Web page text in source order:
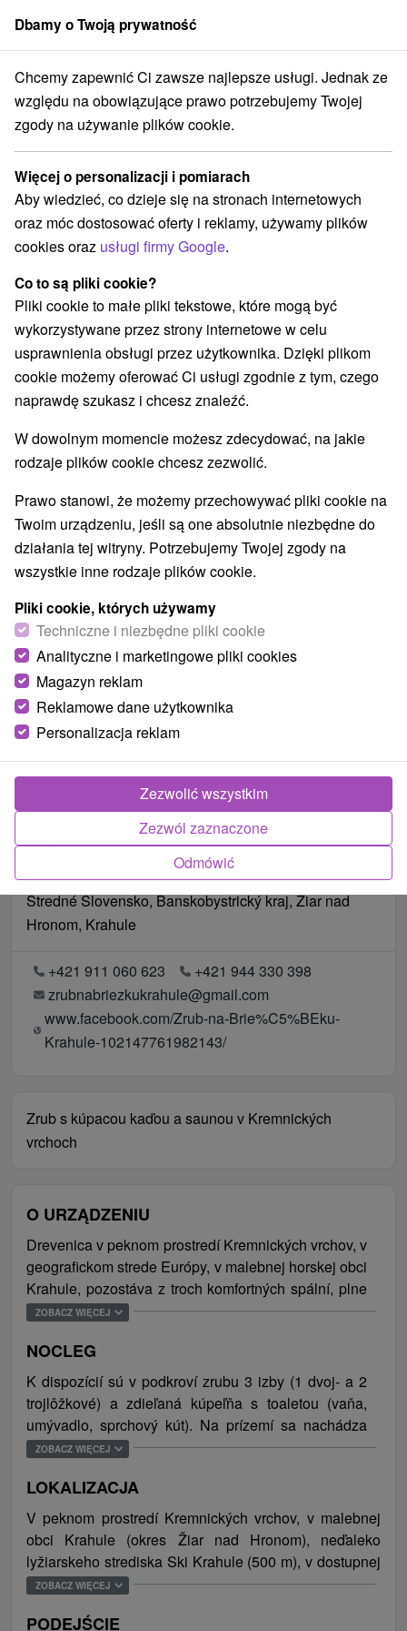
członek grupySorger
Banskobystrický kraj Krahule Zrub na Briežku Krahule
Zrub na Briežku Krahule
Krahule
REZERWACJA I WYBÓR OFERTY
Skontaktuj się bezpośrednio z właścicielem.
Przejdź do lokalizacji
O URZĄDZENIA SPRZĘT
Lokalizacja
Stredné Slovensko, Banskobystrický kraj, Žiar nad
Hronom, Krahule
+421 911 060 623
+421 944 330 398
zrubnabriezkukrahule@gmail.com
www.facebook.com/Zrub-na-Brie%C5%BEku-
Krahule-102147761982143/
Zrub s kúpacou kaďou a saunou v Kremnických
vrchoch
O URZĄDZENIU
Drevenica v peknom prostredí Kremnických vrchov, v
geografickom strede Európy, v malebnej horskej obci
Krahule, pozostáva z troch komfortných spální, plne
vybavenej kuchyne s jedálenským sedením a veľkej
hrami a gaučom. Štýlový drevený nábytok dotvára
jedinečnú romantickú atmosféru ubytovania. V
exteriéri sa o dokonalý relax po celodennom dni
postará vonkajšia kúpacia kaďa alebo sauna (za
poplatok). Príjemné chvíle v kruhu najbližších je
možné tráviť aj posedením v altánku pri opekaní
alebo grilovaní rôznych špecialít či varení tradičného
bedmintonu a za poplatok sú na požiadanie k
dispozícii dva elektrické bicykle. Nechýba ani
priestor na odkladanie lyží a bicyklov.
Samozrejmosťou je bezplatné WiFi pripojenie na
internet a parkovanie zabezpečené priamo pri
ZOBACZ WIĘCEJ
NOCLEG
K dispozícií sú v podkroví zrubu 3 izby (1 dvoj- a 2
trojlôžkové) a zdieľaná kúpeľňa s toaletou (vaňa,
umývadlo, sprchový kút). Na prízemí sa nachádza
spoločenská miestnosť (spoločenské hry, krb/kachle,
sedením a samostatná toaleta. Celková ubytovacia
kapacita je 10 osôb (8 lôžok, 2 prístelky).
ZOBACZ WIĘCEJ
LOKALIZACJA
V peknom prostredí Kremnických vrchov, v malebnej
obci Krahule (okres Žiar nad Hronom), neďaleko
lyžiarskeho strediska Ski Krahule (500 m), v dostupnej
vzdialenosti mesta Kremnica (6,7 km), Harmaneckej
ZOBACZ WIĘCEJ
PODEJŚCIE
Dbamy o Twoją prywatność
Chcemy zapewnić Ci zawsze najlepsze usługi. Jednak ze
względu na obowiązujące prawo potrzebujemy Twojej
zgody na używanie plików cookie.
Więcej o personalizacji i pomiarach
Aby wiedzieć, co dzieje się na stronach internetowych
oraz móc dostosować oferty i reklamy, używamy plików
cookies oraz usługi firmy Google.
Co to są pliki cookie?
Pliki cookie to małe pliki tekstowe, które mogą być
wykorzystywane przez strony internetowe w celu
usprawnienia obsługi przez użytkownika. Dzięki plikom
cookie możemy oferować Ci usługi zgodnie z tym, czego
naprawdę szukasz i chcesz znaleźć.
W dowolnym momencie możesz zdecydować, na jakie
rodzaje plików cookie chcesz zezwolić.
Prawo stanowi, że możemy przechowywać pliki cookie na
Twoim urządzeniu, jeśli są one absolutnie niezbędne do
działania tej witryny. Potrzebujemy Twojej zgody na
wszystkie inne rodzaje plików cookie.
Pliki cookie, których używamy
Techniczne i niezbędne pliki cookie
Analityczne i marketingowe pliki cookies
Magazyn reklam
Reklamowe dane użytkownika
Personalizacja reklam
Odmówić
Zezwól zaznaczone
Zezwolić wszystkim